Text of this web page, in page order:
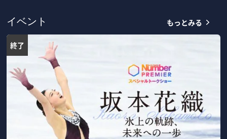
イベント もっとみる
終了